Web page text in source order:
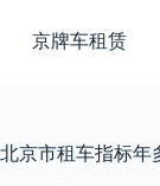
过
京牌车租赁
北京市租车指标年